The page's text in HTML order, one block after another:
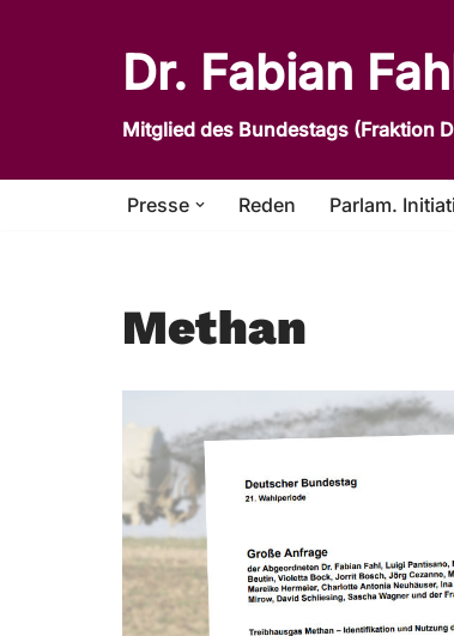
Dr. Fabian
Mitglied des Bundestags (Fraktion
Presse Reden Parlam.
Methan